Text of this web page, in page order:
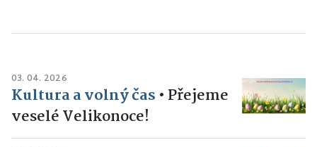
03. 04. 2026
Kultura a volný čas • Přejeme
veselé Velikonoce!